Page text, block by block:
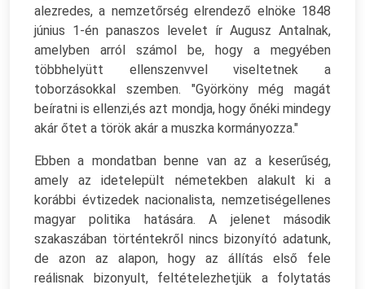
alezredes, a nemzetőrség elrendező elnöke 1848
június 1-én panaszos levelet ír Augusz Antalnak,
amelyben arról számol be, hogy a megyében
többhelyütt ellenszenvvel viseltetnek a
toborzásokkal szemben. "Györköny még magát
beíratni is ellenzi,és azt mondja, hogy őnéki mindegy
akár őtet a török akár a muszka kormányozza."
Ebben a mondatban benne van az a keserűség,
amely az idetelepült németekben alakult ki a
korábbi évtizedek nacionalista, nemzetiségellenes
magyar politika hatására. A jelenet második
szakaszában történtekről nincs bizonyító adatunk,
de azon az alapon, hogy az állítás első fele
reálisnak bizonyult, feltételezhetjük a folytatás